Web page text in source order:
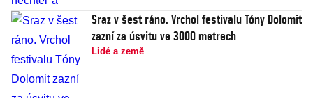
Sraz v šest ráno. Vrchol festivalu Tóny Dolomit
zazní za úsvitu ve 3000 metrech
Lidé a země